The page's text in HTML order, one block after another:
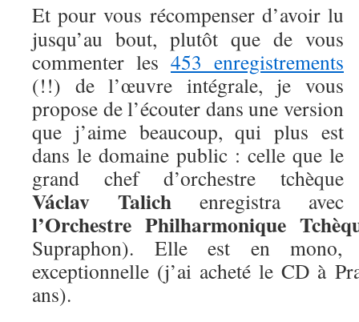
Et pour vous récompenser d’avoir lu
jusqu’au bout, plutôt que de vous
commenter les 453 enregistrements
(!!) de l’œuvre intégrale, je vous
propose de l’écouter dans une version
que j’aime beaucoup, qui plus est
dans le domaine public : celle que le
grand chef d’orchestre tchèque
Václav Talich enregistra avec
l’Orchestre Philharmonique
Supraphon). Elle est en mono,
exceptionnelle (j’ai acheté le CD à
ans).